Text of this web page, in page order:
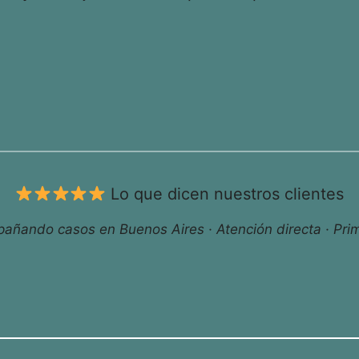
Lo que dicen nuestros clientes
casos en Buenos Aires · Atención directa ·